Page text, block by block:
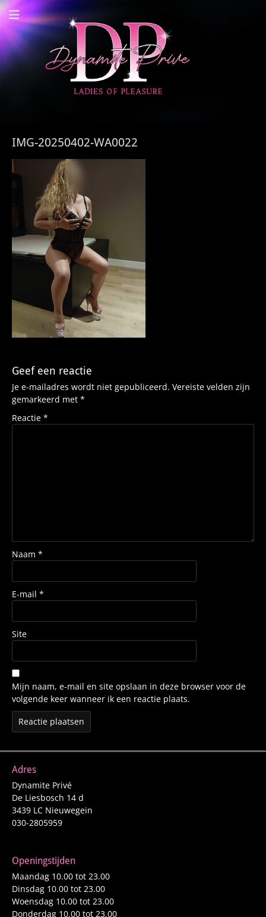
Dynamite Prive -
Privehuis Nieuwegein
IMG-20250402-WA0022
Geef een reactie
Je e-mailadres wordt niet gepubliceerd. Vereiste velden zijn
gemarkeerd met *
Reactie *
Naam *
E-mail *
Site
Mijn naam, e-mail en site opslaan in deze browser voor de
volgende keer wanneer ik een reactie plaats.
Adres
Dynamite Privé
De Liesbosch 14 d
3439 LC Nieuwegein
030-2805959
Openingstijden
Maandag 10.00 tot 23.00
Dinsdag 10.00 tot 23.00
Woensdag 10.00 tot 23.00
Donderdag 10.00 tot 23.00